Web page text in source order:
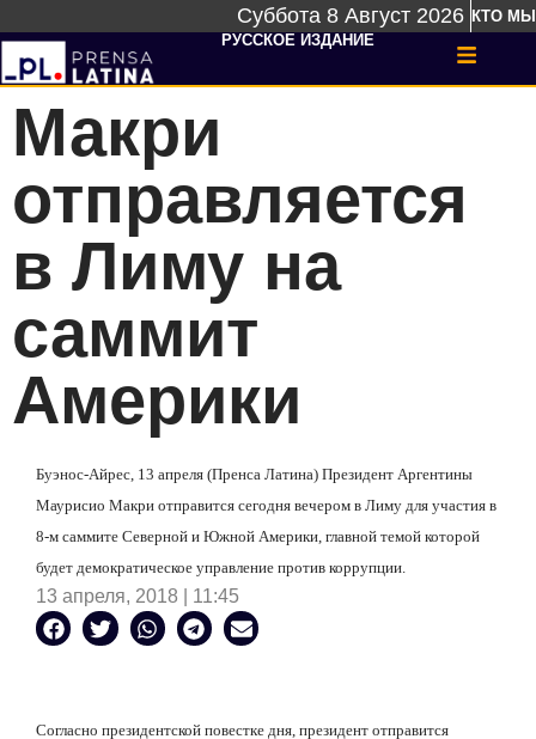
Суббота 8 Август 2026 КТО МЫ
РУССКОЕ ИЗДАНИЕ
Макри
отправляется
в Лиму на
саммит
Америки
Буэнос-Айрес, 13 апреля (Пренса Латина) Президент Аргентины
Маурисио Макри отправится сегодня вечером в Лиму для участия в
8-м саммите Северной и Южной Америки, главной темой которой
будет демократическое управление против коррупции.
13 апреля, 2018 | 11:45
Согласно президентской повестке дня, президент отправится